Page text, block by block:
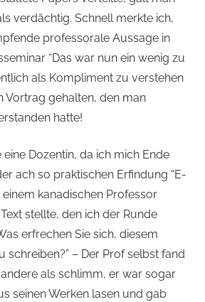
verdächtig. Schnell merkte ich,
professorale Aussage in
“Das war nun ein wenig zu
als Kompliment zu verstehen
Vortrag gehalten, den man
hatte!
Dozentin, da ich mich Ende
ach so praktischen Erfindung “E-
einem kanadischen Professor
stellte, den ich der Runde
erfrechen Sie sich, diesem
schreiben?” – Der Prof selbst fand
als schlimm, er war sogar
seinen Werken lasen und gab